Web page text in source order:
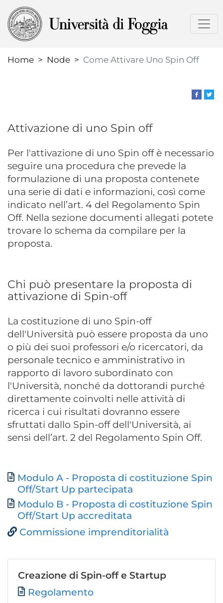
to
Home
Node Come Attivare Uno Spin Off
Attivazione di uno Spin off
Per l'attivazione di uno Spin off è necessario
seguire una procedura che prevede la
formulazione di una proposta contenete
una serie di dati e informazioni, così come
indicato nell’art. 4 del Regolamento Spin
Off. Nella sezione documenti allegati potete
trovare lo schema da compilare per la
proposta.
Chi può presentare la proposta di
attivazione di Spin-off
La costituzione di uno Spin-off
dell'Università può essere proposta da uno
o più dei suoi professori e/o ricercatori, da
personale tecnico e amministrativo in
rapporto di lavoro subordinato con
l'Università, nonché da dottorandi purché
direttamente coinvolti nelle attività di
ricerca i cui risultati dovranno essere
sfruttati dallo Spin-off dell'Università, ai
sensi dell’art. 2 del Regolamento Spin Off.
Document
Modulo A - Proposta di costituzione Spin
Off/Start Up partecipata
Modulo B - Proposta di costituzione Spin
Off/Start Up accreditata
Commissione imprenditorialità
Creazione di Spin-off e Startup
FileRegolamento